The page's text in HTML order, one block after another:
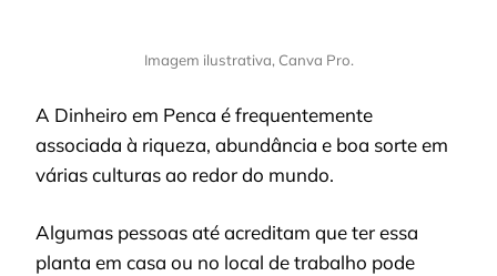
Imagem ilustrativa, Canva Pro.
A Dinheiro em Penca é frequentemente
associada à riqueza, abundância e boa sorte em
várias culturas ao redor do mundo.
Algumas pessoas até acreditam que ter essa
planta em casa ou no local de trabalho pode